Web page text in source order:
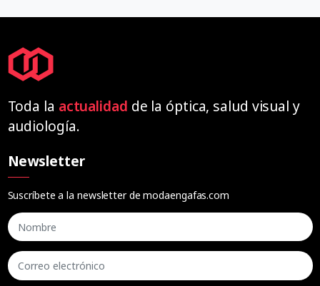
Toda la actualidad de la óptica, salud visual y
audiología.
Newsletter
Suscríbete a la newsletter de modaengafas.com